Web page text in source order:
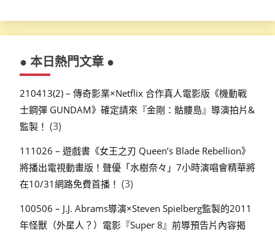
● 本日熱門文章 ●
210413(2) – 傳奇影業×Netflix 合作真人電影版《機動戰
士鋼彈 GUNDAM》確定請來『金剛：骷髏島』導演拍片&
監製！ (3)
111026 – 遊戲書《女王之刃 Queen’s Blade Rebellion》
將播出電視動畫版！聲優「水樹奈々」7小時演唱會精華將
在10/31網路免費首播！ (3)
100506 – J.J. Abrams導演×Steven Spielberg監製的2011
年怪獸（外星人？）電影『Super 8』前導預告片內容揭